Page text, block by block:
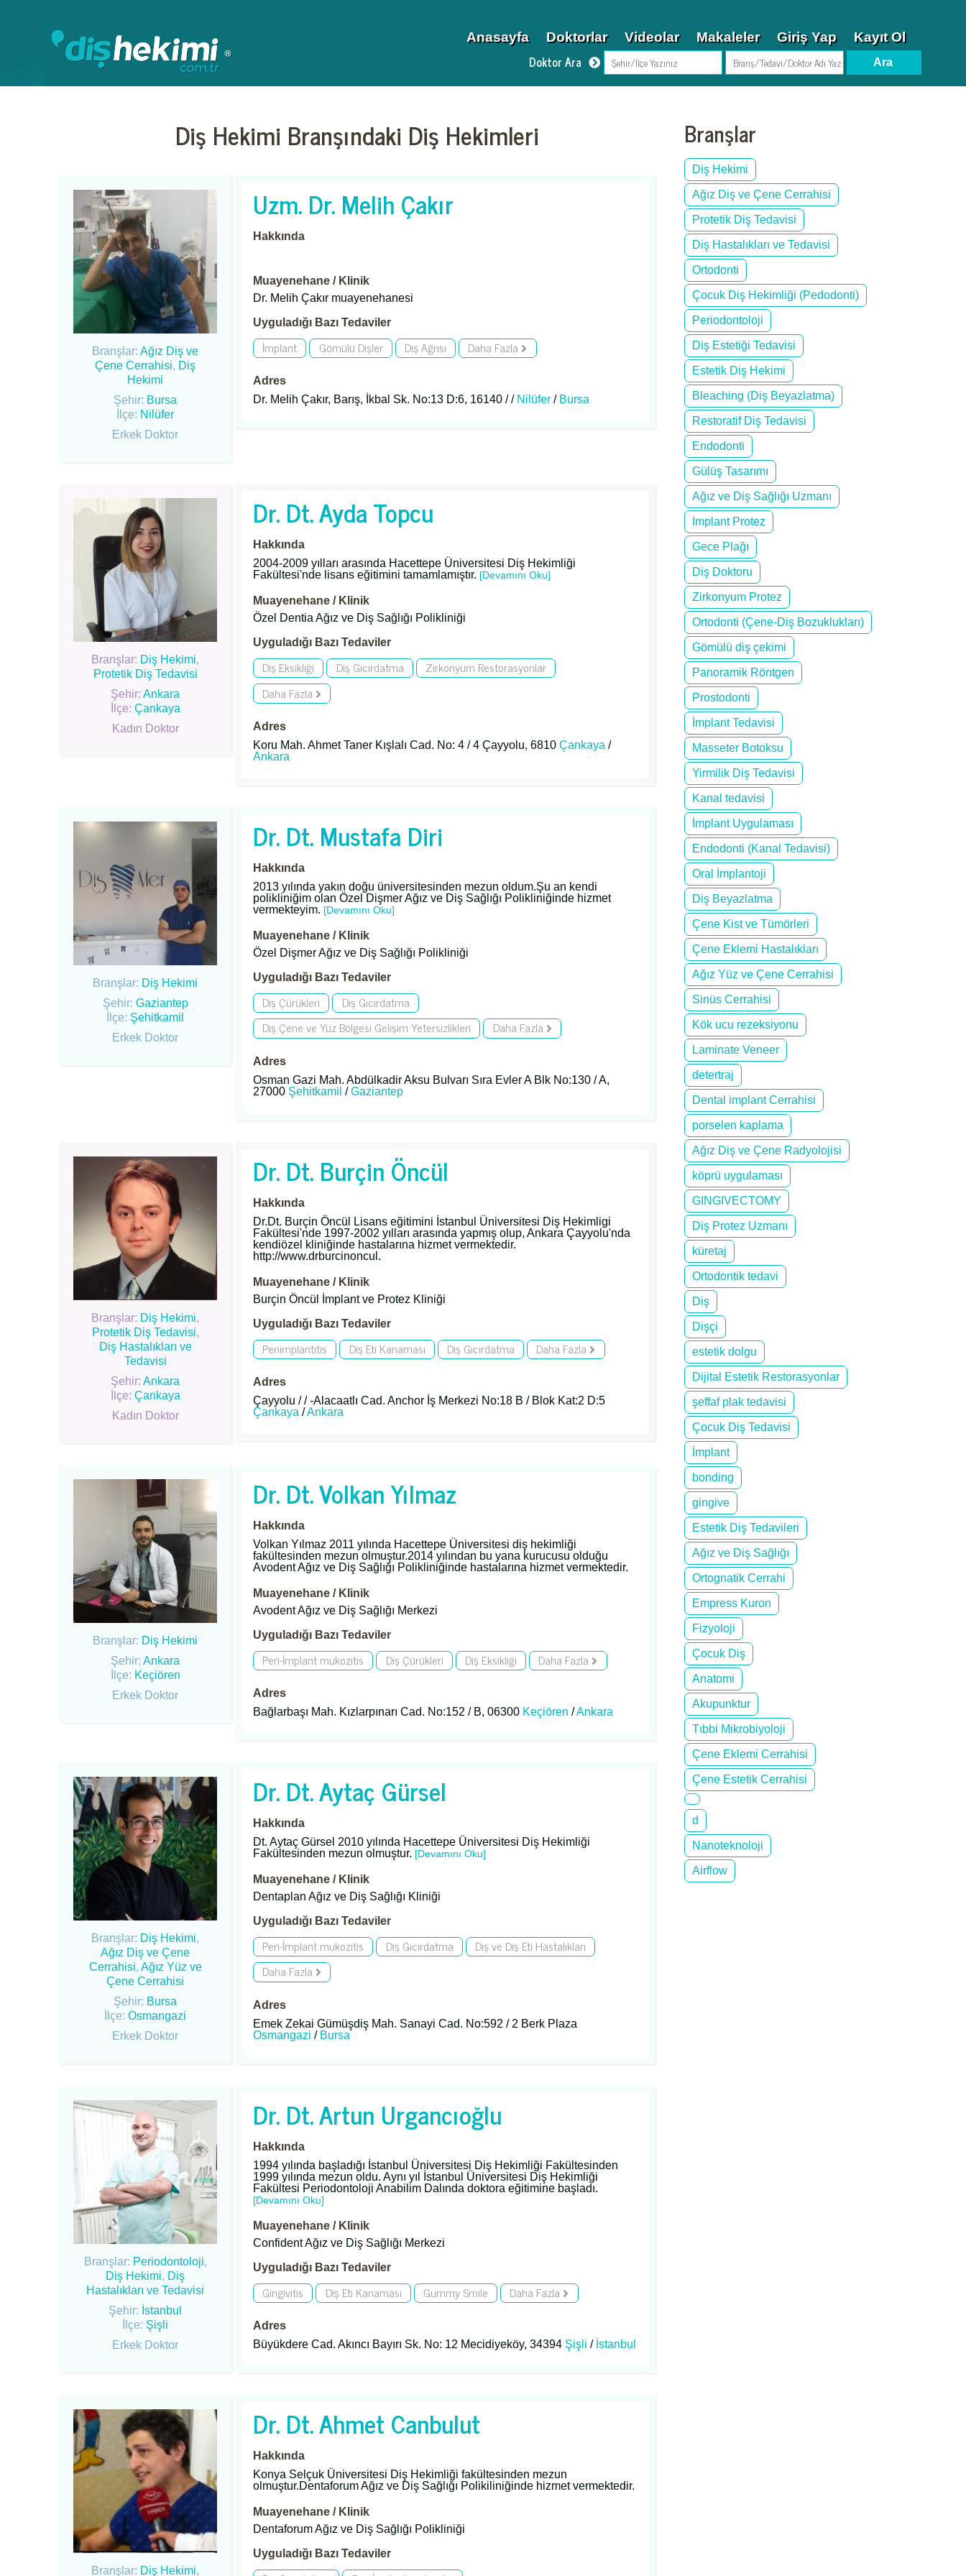
Anasayfa Doktorlar Videolar Makaleler Giriş Yap Kayıt Ol
Doktor Ara
Diş Hekimi Branşındaki Diş Hekimleri
Branşlar: Ağız Diş ve
Çene Cerrahisi, Diş
Hekimi
Şehir: Bursa
İlçe: Nilüfer
Erkek Doktor
Uzm. Dr. Melih Çakır
Hakkında
Muayenehane / Klinik
Dr. Melih Çakır muayenehanesi
Uyguladığı Bazı Tedaviler
İmplant Gömülü Dişler Diş Ağrısı Daha Fazla
Adres
Dr. Melih Çakır, Barış, İkbal Sk. No:13 D:6, 16140 / / Nilüfer / Bursa
Branşlar: Diş Hekimi,
Protetik Diş Tedavisi
Şehir: Ankara
İlçe: Çankaya
Kadın Doktor
Dr. Dt. Ayda Topcu
Hakkında
2004-2009 yılları arasında Hacettepe Üniversitesi Diş Hekimliği
Fakültesi'nde lisans eğitimini tamamlamıştır. [Devamını Oku]
Muayenehane / Klinik
Özel Dentia Ağız ve Diş Sağlığı Polikliniği
Uyguladığı Bazı Tedaviler
Diş Eksikliği Diş Gıcırdatma
Zirkonyum Restorasyonlar
Daha Fazla
Adres
Koru Mah. Ahmet Taner Kışlalı Cad. No: 4 / 4 Çayyolu, 6810 Çankaya /
Ankara
Branşlar: Diş Hekimi
Şehir: Gaziantep
İlçe: Şehitkamil
Erkek Doktor
Dr. Dt. Mustafa Diri
Hakkında
2013 yılında yakın doğu üniversitesinden mezun oldum.Şu an kendi
polikliniğim olan Özel Dişmer Ağız ve Diş Sağlığı Polikliniğinde hizmet
vermekteyim. [Devamını Oku]
Muayenehane / Klinik
Özel Dişmer Ağız ve Diş Sağlığı Polikliniği
Uyguladığı Bazı Tedaviler
Diş Çürükleri
Diş Gıcırdatma
Diş Çene ve Yüz Bölgesi Gelişim Yetersizlikleri
Daha Fazla
Adres
Osman Gazi Mah. Abdülkadir Aksu Bulvarı Sıra Evler A Blk No:130 / A,
27000 Şehitkamil /Gaziantep
Branşlar: Diş Hekimi,
Protetik Diş Tedavisi,
Diş Hastalıkları ve
Tedavisi
Şehir: Ankara
İlçe: Çankaya
Kadın Doktor
Dr. Dt. Burçin Öncül
Hakkında
Dr.Dt. Burçin Öncül Lisans eğitimini İstanbul Üniversitesi Diş Hekimligi
Fakültesi'nde 1997-2002 yılları arasında yapmış olup, Ankara Çayyolu'nda
kendiözel kliniğinde hastalarına hizmet vermektedir.
http://www.drburcinoncul.
Muayenehane / Klinik
Burçin Öncül İmplant ve Protez Kliniği
Uyguladığı Bazı Tedaviler
Periimplantitis Diş Eti Kanaması Diş Gıcırdatma Daha Fazla
Adres
Çayyolu / / -Alacaatlı Cad. Anchor İş Merkezi No:18 B / Blok Kat:2 D:5
Çankaya /Ankara
Branşlar: Diş Hekimi
Şehir: Ankara
İlçe: Keçiören
Erkek Doktor
Dr. Dt. Volkan Yılmaz
Hakkında
Volkan Yılmaz 2011 yılında Hacettepe Üniversitesi diş hekimliği
fakültesinden mezun olmuştur.2014 yılından bu yana kurucusu olduğu
Avodent Ağız ve Diş Sağlığı Polikliniğinde hastalarına hizmet vermektedir.
Muayenehane / Klinik
Avodent Ağız ve Diş Sağlığı Merkezi
Uyguladığı Bazı Tedaviler
Peri-İmplant mukozitis Diş Çürükleri Diş Eksikliği Daha Fazla
Adres
Bağlarbaşı Mah. Kızlarpınarı Cad. No:152 / B, 06300 Keçiören /Ankara
Branşlar: Diş Hekimi,
Ağız Diş ve Çene
Cerrahisi, Ağız Yüz ve
Çene Cerrahisi
Şehir: Bursa
İlçe: Osmangazi
Erkek Doktor
Dr. Dt. Aytaç Gürsel
Hakkında
Dt. Aytaç Gürsel 2010 yılında Hacettepe Üniversitesi Diş Hekimliği
Fakültesinden mezun olmuştur. [Devamını Oku]
Muayenehane / Klinik
Dentaplan Ağız ve Diş Sağlığı Kliniği
Uyguladığı Bazı Tedaviler
Peri-İmplant mukozitis Diş Gıcırdatma
Diş ve Diş Eti Hastalıkları
Daha Fazla
Adres
Emek Zekai Gümüşdiş Mah. Sanayi Cad. No:592 / 2 Berk Plaza
Osmangazi / Bursa
Branşlar: Periodontoloji,
Diş Hekimi, Diş
Hastalıkları ve Tedavisi
Şehir: İstanbul
İlçe: Şişli
Erkek Doktor
Dr. Dt. Artun Urgancıoğlu
Hakkında
1994 yılında başladığı İstanbul Üniversitesi Diş Hekimliği Fakültesinden
1999 yılında mezun oldu. Aynı yıl İstanbul Üniversitesi Diş Hekimliği
Fakültesi Periodontoloji Anabilim Dalında doktora eğitimine başladı.
[Devamını Oku]
Muayenehane / Klinik
Confident Ağız ve Diş Sağlığı Merkezi
Uyguladığı Bazı Tedaviler
Gingivitis Diş Eti Kanaması Gummy Smile Daha Fazla
Adres
Büyükdere Cad. Akıncı Bayırı Sk. No: 12 Mecidiyeköy, 34394 Şişli / İstanbul
Branşlar: Diş Hekimi,
Dr. Dt. Ahmet Canbulut
Hakkında
Konya Selçuk Üniversitesi Diş Hekimliği fakültesinden mezun
olmuştur.Dentaforum Ağız ve Diş Sağlığı Polikiliniğinde hizmet vermektedir.
Muayenehane / Klinik
Dentaforum Ağız ve Diş Sağlığı Polikliniği
Uyguladığı Bazı Tedaviler
Branşlar
Diş Hekimi
Ağız Diş ve Çene Cerrahisi
Protetik Diş Tedavisi
Diş Hastalıkları ve Tedavisi
Ortodonti
Çocuk Diş Hekimliği (Pedodonti)
Periodontoloji
Diş Estetiği Tedavisi
Estetik Diş Hekimi
Bleaching (Diş Beyazlatma)
Restoratif Diş Tedavisi
Endodonti
Gülüş Tasarımı
Ağız ve Diş Sağlığı Uzmanı
Implant Protez
Gece Plağı
Diş Doktoru
Zirkonyum Protez
Ortodonti (Çene-Diş Bozuklukları)
Gömülü diş çekimi
Panoramik Röntgen
Prostodonti
İmplant Tedavisi
Masseter Botoksu
Yirmilik Diş Tedavisi
Kanal tedavisi
İmplant Uygulaması
Endodonti (Kanal Tedavisi)
Oral İmplantoji
Diş Beyazlatma
Çene Kist ve Tümörleri
Çene Eklemi Hastalıkları
Ağız Yüz ve Çene Cerrahisi
Sinüs Cerrahisi
Kök ucu rezeksiyonu
Laminate Veneer
detertraj
Dental implant Cerrahisi
porselen kaplama
Ağız Diş ve Çene Radyolojisi
köprü uygulaması
GINGIVECTOMY
Diş Protez Uzmanı
küretaj
Ortodontik tedavi
Diş
Dişçi
estetik dolgu
Dijital Estetik Restorasyonlar
şeffaf plak tedavisi
Çocuk Diş Tedavisi
İmplant
bonding
gingive
Estetik Diş Tedavileri
Ağız ve Diş Sağlığı
Ortognatik Cerrahi
Empress Kuron
Fizyoloji
Çocuk Diş
Anatomi
Akupunktur
Tıbbi Mikrobiyoloji
Çene Eklemi Cerrahisi
Çene Estetik Cerrahisi
d
Nanoteknoloji
Airflow